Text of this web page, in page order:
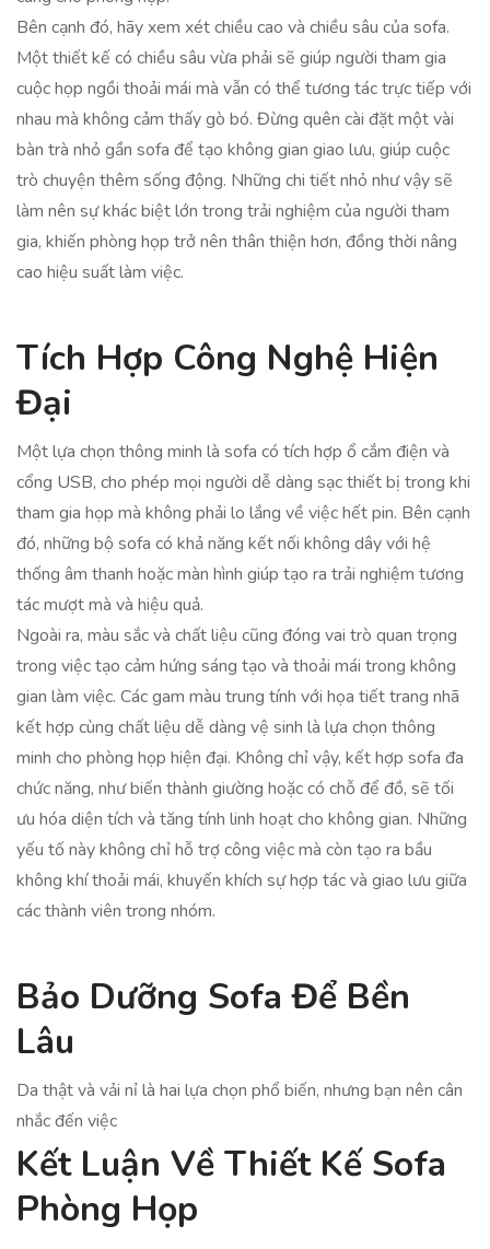
Bên cạnh đó, hãy xem xét chiều cao và chiều sâu của sofa.
Một thiết kế có chiều sâu vừa phải sẽ giúp người tham gia
cuộc họp ngồi thoải mái mà vẫn có thể tương tác trực tiếp với
nhau mà không cảm thấy gò bó. Đừng quên cài đặt một vài
bàn trà nhỏ gần sofa để tạo không gian giao lưu, giúp cuộc
trò chuyện thêm sống động. Những chi tiết nhỏ như vậy sẽ
làm nên sự khác biệt lớn trong trải nghiệm của người tham
gia, khiến phòng họp trở nên thân thiện hơn, đồng thời nâng
cao hiệu suất làm việc.
Tích Hợp Công Nghệ Hiện
Đại
Một lựa chọn thông minh là sofa có tích hợp ổ cắm điện và
cổng USB, cho phép mọi người dễ dàng sạc thiết bị trong khi
tham gia họp mà không phải lo lắng về việc hết pin. Bên cạnh
đó, những bộ sofa có khả năng kết nối không dây với hệ
thống âm thanh hoặc màn hình giúp tạo ra trải nghiệm tương
tác mượt mà và hiệu quả.
Ngoài ra, màu sắc và chất liệu cũng đóng vai trò quan trọng
trong việc tạo cảm hứng sáng tạo và thoải mái trong không
gian làm việc. Các gam màu trung tính với họa tiết trang nhã
kết hợp cùng chất liệu dễ dàng vệ sinh là lựa chọn thông
minh cho phòng họp hiện đại. Không chỉ vậy, kết hợp sofa đa
chức năng, như biến thành giường hoặc có chỗ để đồ, sẽ tối
ưu hóa diện tích và tăng tính linh hoạt cho không gian. Những
yếu tố này không chỉ hỗ trợ công việc mà còn tạo ra bầu
không khí thoải mái, khuyến khích sự hợp tác và giao lưu giữa
các thành viên trong nhóm.
Bảo Dưỡng Sofa Để Bền
Lâu
Da thật và vải nỉ là hai lựa chọn phổ biến, nhưng bạn nên cân
nhắc đến việc
Kết Luận Về Thiết Kế Sofa
Phòng Họp